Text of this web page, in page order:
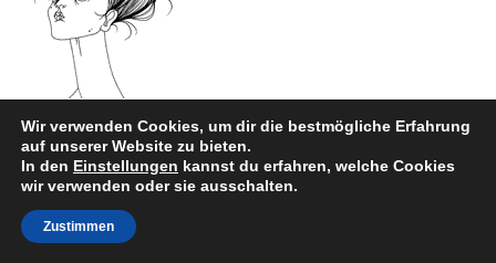
Wir verwenden Cookies, um dir die bestmögliche Erfahrung
auf unserer Website zu bieten.
In den Einstellungen kannst du erfahren, welche Cookies
wir verwenden oder sie ausschalten.
Zustimmen